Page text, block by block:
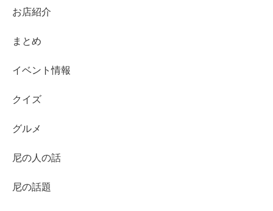
お店紹介
まとめ
イベント情報
クイズ
グルメ
尼の人の話
尼の話題